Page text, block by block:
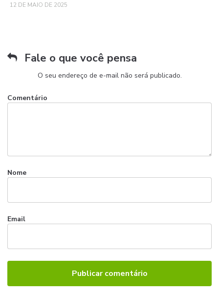
12 DE MAIO DE 2025
Fale o que você pensa
O seu endereço de e-mail não será publicado.
Nome
Email
Comentário